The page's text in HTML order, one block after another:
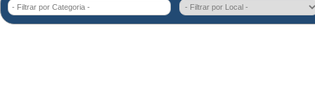
- Filtrar por Categoria -